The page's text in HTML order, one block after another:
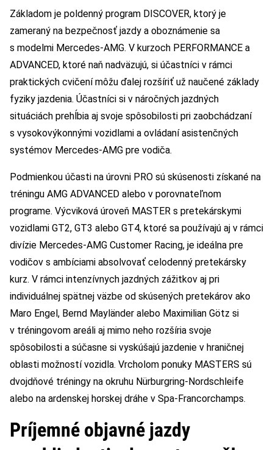
Základom je poldenný program DISCOVER, ktorý je
zameraný na bezpečnosť jazdy a oboznámenie sa
s modelmi Mercedes-AMG. V kurzoch PERFORMANCE a
ADVANCED, ktoré naň nadväzujú, si účastníci v rámci
praktických cvičení môžu ďalej rozšíriť už naučené základy
fyziky jazdenia. Účastníci si v náročných jazdných
situáciách prehĺbia aj svoje spôsobilosti pri zaobchádzaní
s vysokovýkonnými vozidlami a ovládaní asistenčných
systémov Mercedes-AMG pre vodiča.
Podmienkou účasti na úrovni PRO sú skúsenosti získané na
tréningu AMG ADVANCED alebo v porovnateľnom
programe. Výcviková úroveň MASTER s pretekárskymi
vozidlami GT2, GT3 alebo GT4, ktoré sa používajú aj v rámci
divízie Mercedes-AMG Customer Racing, je ideálna pre
vodičov s ambíciami absolvovať celodenný pretekársky
kurz. V rámci intenzívnych jazdných zážitkov aj pri
individuálnej spätnej väzbe od skúsených pretekárov ako
Maro Engel, Bernd Mayländer alebo Maximilian Götz si
v tréningovom areáli aj mimo neho rozšíria svoje
spôsobilosti a súčasne si vyskúšajú jazdenie v hraničnej
oblasti možností vozidla. Vrcholom ponuky MASTERS sú
dvojdňové tréningy na okruhu Nürburgring-Nordschleife
alebo na ardenskej horskej dráhe v Spa-Francorchamps.
Príjemné objavné jazdy